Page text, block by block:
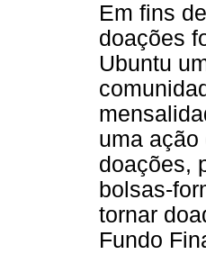
Em fins
doações
Ubuntu
uma ação
doações,
bolsas-
tornar
Fundo